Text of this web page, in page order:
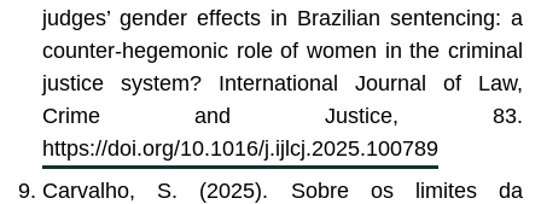
judges’ gender effects in Brazilian sentencing: a
counter-hegemonic role of women in the criminal
justice system? International Journal of Law,
Crime and Justice, 83.
https://doi.org/10.1016/j.ijlcj.2025.100789
Carvalho, S. (2025). Sobre os limites da